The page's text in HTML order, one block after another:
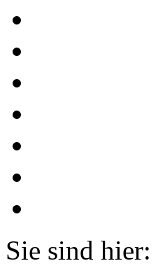
Sie sind hier: